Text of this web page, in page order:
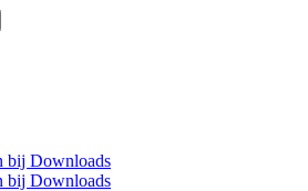
bij Downloads
bij Downloads